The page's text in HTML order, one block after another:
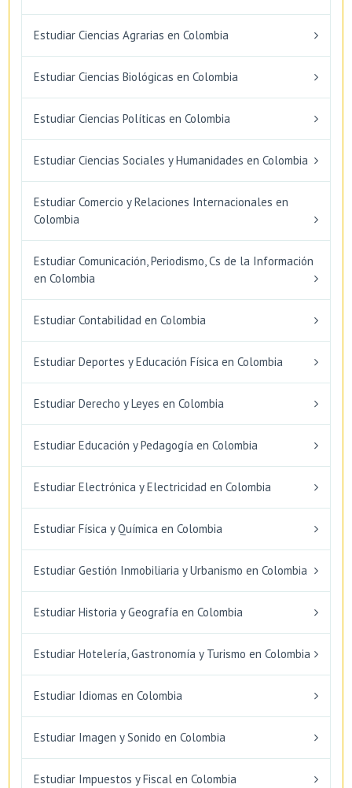
Estudiar Ciencias Agrarias en Colombia
Estudiar Ciencias Biológicas en Colombia
Estudiar Ciencias Políticas en Colombia
Estudiar Ciencias Sociales y Humanidades en Colombia
Estudiar Comercio y Relaciones Internacionales en
Colombia
Estudiar Comunicación, Periodismo, Cs de la Información
en Colombia
Estudiar Contabilidad en Colombia
Estudiar Deportes y Educación Física en Colombia
Estudiar Derecho y Leyes en Colombia
Estudiar Educación y Pedagogía en Colombia
Estudiar Electrónica y Electricidad en Colombia
Estudiar Física y Química en Colombia
Estudiar Gestión Inmobiliaria y Urbanismo en Colombia
Estudiar Historia y Geografía en Colombia
Estudiar Hotelería, Gastronomía y Turismo en Colombia
Estudiar Idiomas en Colombia
Estudiar Imagen y Sonido en Colombia
Estudiar Impuestos y Fiscal en Colombia